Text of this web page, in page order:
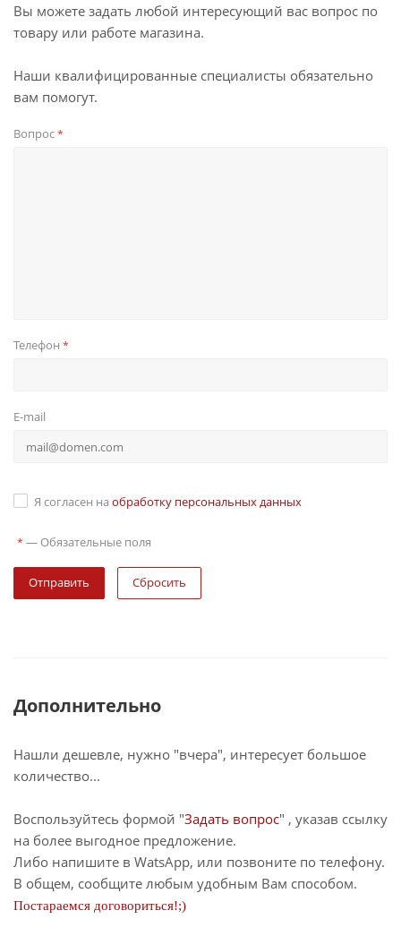
Вы можете задать любой интересующий вас вопрос по
товару или работе магазина.
Наши квалифицированные специалисты обязательно
вам помогут.
Вопрос*
Телефон *
E-mail
Я согласен на обработку персональных данных
* — Обязательные поля
Сбросить
Дополнительно
Нашли дешевле, нужно "вчера", интересует большое
количество...
Воспользуйтесь формой "Задать вопрос" , указав ссылку
на более выгодное предложение.
Либо напишите в WatsApp, или позвоните по телефону.
В общем, сообщите любым удобным Вам способом.
Постараемся договориться!;)